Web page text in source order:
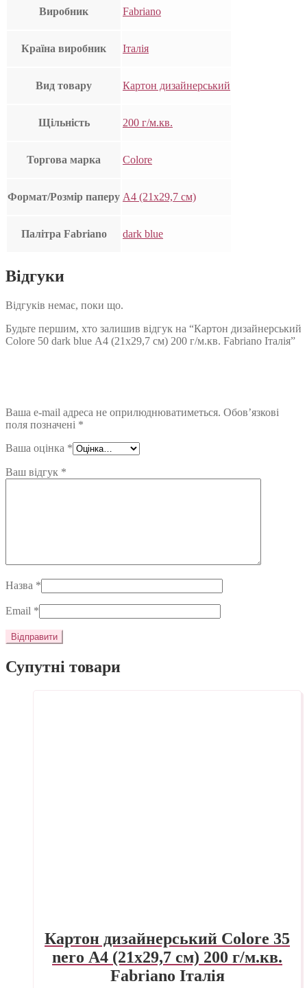
Виробник Fabriano
Країна виробник Італія
Вид товару Картон дизайнерський
Щільність 200 г/м.кв.
Торгова марка Colore
Формат/Розмір паперу А4 (21х29,7 см)
Палітра Fabriano dark blue
Відгуки
Відгуків немає, поки що.
Будьте першим, хто залишив відгук на “Картон дизайнерський
Colore 50 dark blue А4 (21х29,7 см) 200 г/м.кв. Fabriano Італія”
Ваша e-mail адреса не оприлюднюватиметься. Обов’язкові
поля позначені *
Ваша оцінка *
Ваш відгук *
Назва *
Email *
Супутні товари
Картон дизайнерський Colore 35
nero А4 (21х29,7 см) 200 г/м.кв.
Fabriano Італія